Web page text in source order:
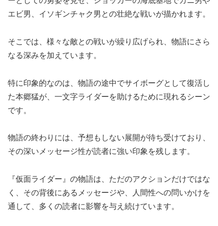
エビ男、イソギンチャク男との壮絶な戦いが描かれます。
そこでは、様々な敵との戦いが繰り広げられ、物語にさら
なる深みを加えています。
特に印象的なのは、物語の途中でサイボーグとして復活し
た本郷猛が、一文字ライダーを助けるために現れるシーン
です。
物語の終わりには、予想もしない展開が待ち受けており、
その深いメッセージ性が読者に強い印象を残します。
『仮面ライダー』の物語は、ただのアクションだけではな
く、その背後にあるメッセージや、人間性への問いかけを
通して、多くの読者に影響を与え続けています。